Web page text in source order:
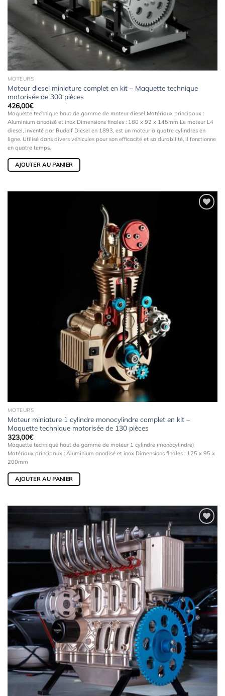
MOTEURS
Moteur diesel miniature complet en kit – Maquette technique
motorisée de 300 pièces
426,00€
Maquette technique haut de gamme de moteur diesel Matériaux principaux :
Aluminium anodisé et inox Dimensions finales : 180 x 92 x 145mm Le moteur L4
diesel, inventé par Rudolf Diesel en 1893, est un moteur à quatre cylindres en
ligne. Utilisé dans divers véhicules pour son efficacité et sa durabilité, il fonctionne
en quatre temps.
AJOUTER AU PANIER
MOTEURS
Moteur miniature 1 cylindre monocylindre complet en kit –
Maquette technique motorisée de 130 pièces
323,00€
Maquette technique haut de gamme de moteur 1 cylindre (monocylindre)
Matériaux principaux : Aluminium anodisé et inox Dimensions finales : 125 x 95 x
200mm
AJOUTER AU PANIER
Ajouter
wishlist